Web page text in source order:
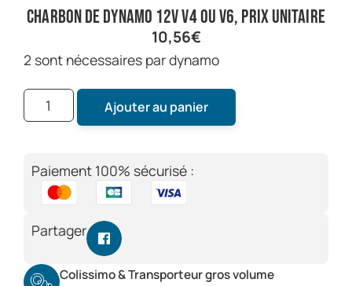
charbon de dynamo 12V V4 ou V6, prix unitaire
10,56€
2 sont nécessaires par dynamo
Ajouter au panier
Paiement 100% sécurisé :
Partager
Colissimo & Transporteur gros volume